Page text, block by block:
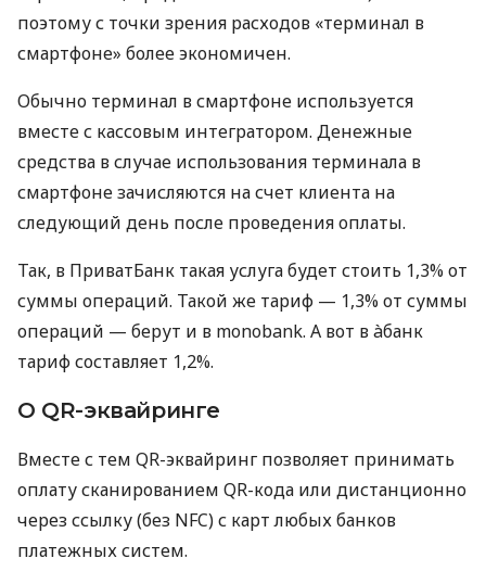
поэтому с точки зрения расходов «терминал в
смартфоне» более экономичен.
Обычно терминал в смартфоне используется
вместе с кассовым интегратором. Денежные
средства в случае использования терминала в
смартфоне зачисляются на счет клиента на
следующий день после проведения оплаты.
Так, в ПриватБанк такая услуга будет стоить 1,3% от
суммы операций. Такой же тариф — 1,3% от суммы
операций — берут и в monobank. А вот в àбанк
тариф составляет 1,2%.
О QR-эквайринге
Вместе с тем QR-эквайринг позволяет принимать
оплату сканированием QR-кода или дистанционно
через ссылку (без NFC) с карт любых банков
платежных систем.